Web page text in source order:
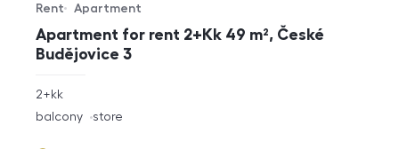
Apartment for rent 2+Kk 49 m², České
Budějovice 3
Offer type
Rent
Property type
Apartment
rozměry
2+kk
funkce
balcony store